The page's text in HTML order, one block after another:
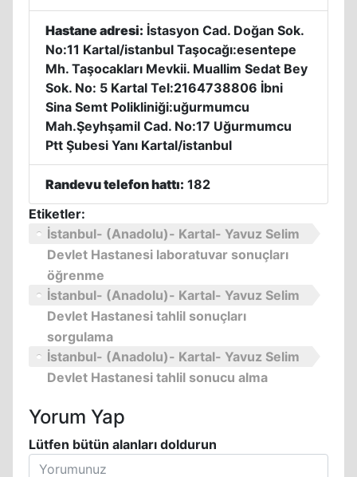
Hastane adresi: İstasyon Cad. Doğan Sok.
No:11 Kartal/istanbul Taşocağı:esentepe
Mh. Taşocakları Mevkii. Muallim Sedat Bey
Sok. No: 5 Kartal Tel:2164738806 İbni
Sina Semt Polikliniği:uğurmumcu
Mah.Şeyhşamil Cad. No:17 Uğurmumcu
Ptt Şubesi Yanı Kartal/istanbul
Randevu telefon hattı: 182
Etiketler:
İstanbul- (Anadolu)- Kartal- Yavuz Selim
Devlet Hastanesi laboratuvar sonuçları
öğrenme
İstanbul- (Anadolu)- Kartal- Yavuz Selim
Devlet Hastanesi tahlil sonuçları
sorgulama
İstanbul- (Anadolu)- Kartal- Yavuz Selim
Devlet Hastanesi tahlil sonucu alma
Yorum Yap
Lütfen bütün alanları doldurun